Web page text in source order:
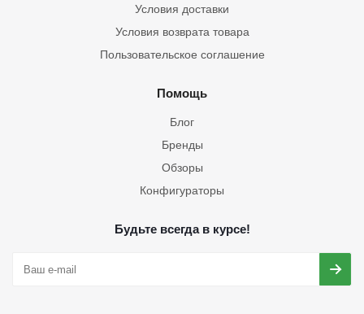
Условия доставки
Условия возврата товара
Пользовательское соглашение
Помощь
Блог
Бренды
Обзоры
Конфигураторы
Будьте всегда в курсе!